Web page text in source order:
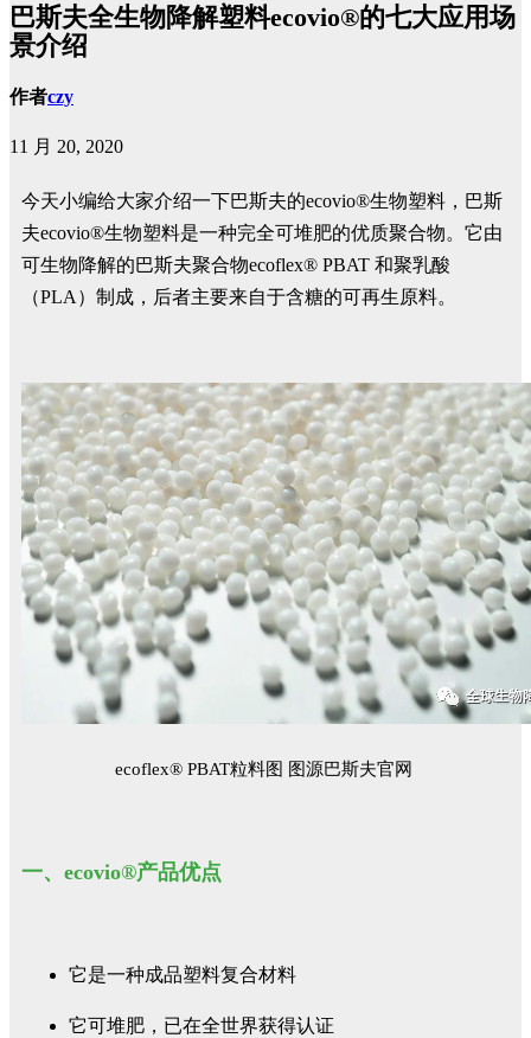
巴斯夫全生物降解塑料ecovio®的七大应用场
景介绍
作者czy
11 月 20, 2020
今天小编给大家介绍一下巴斯夫的ecovio®生物塑料，巴斯
夫ecovio®生物塑料是一种完全可堆肥的优质聚合物。它由
可生物降解的巴斯夫聚合物ecoflex® PBAT 和聚乳酸
（PLA）制成，后者主要来自于含糖的可再生原料。
ecoflex® PBAT粒料图 图源巴斯夫官网
一、ecovio®产品优点
它是一种成品塑料复合材料
它可堆肥，已在全世界获得认证